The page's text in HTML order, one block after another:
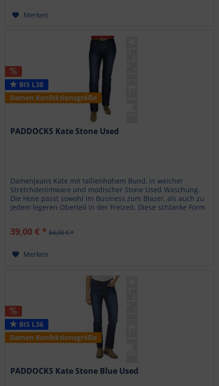
Merken
BIS L38
Damen Konfektionsgröße
PADDOCKS Kate Stone Used
Damenjeans Kate mit tallienhohem Bund, in weicher
Stretchdenimware und modischer Stone Used Waschung.
Die Hose passt sowohl im Business zum Blazer, als auch zu
jedem legeren Oberteil in der Freizeit. Diese schlanke Form
39,00 € * 84,99 € *
Merken
BIS L36
Damen Konfektionsgröße
PADDOCKS Kate Stone Blue Used